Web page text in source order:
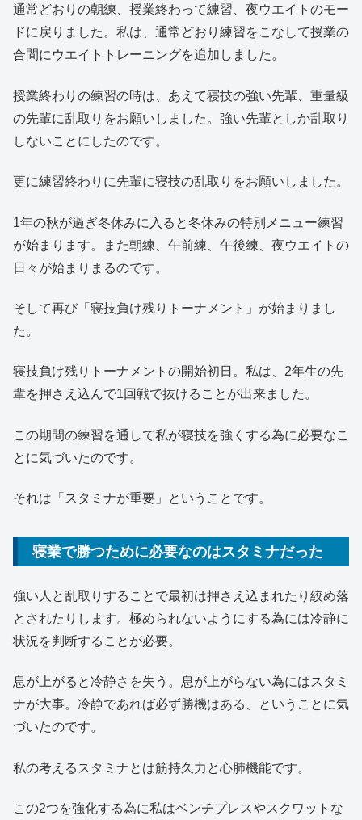
通常どおりの朝練、授業終わって練習、夜ウエイトのモー
ドに戻りました。私は、通常どおり練習をこなして授業の
合間にウエイトトレーニングを追加しました。
授業終わりの練習の時は、あえて寝技の強い先輩、重量級
の先輩に乱取りをお願いしました。強い先輩としか乱取り
しないことにしたのです。
更に練習終わりに先輩に寝技の乱取りをお願いしました。
1年の秋が過ぎ冬休みに入ると冬休みの特別メニュー練習
が始まります。また朝練、午前練、午後練、夜ウエイトの
日々が始まりまるのです。
そして再び「寝技負け残りトーナメント」が始まりまし
た。
寝技負け残りトーナメントの開始初日。私は、2年生の先
輩を押さえ込んで1回戦で抜けることが出来ました。
この期間の練習を通して私が寝技を強くする為に必要なこ
とに気づいたのです。
それは「スタミナが重要」ということです。
寝業で勝つために必要なのはスタミナだった
強い人と乱取りすることで最初は押さえ込まれたり絞め落
とされたりします。極められないようにする為には冷静に
状況を判断することが必要。
息が上がると冷静さを失う。息が上がらない為にはスタミ
ナが大事。冷静であれば必ず勝機はある、ということに気
づいたのです。
私の考えるスタミナとは筋持久力と心肺機能です。
この2つを強化する為に私はベンチプレスやスクワットな